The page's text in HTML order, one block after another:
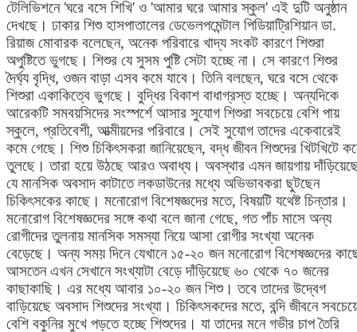
টেলিভিশনে 'ঘরে বসে শিখি' ও 'আমার ঘরে আমার স্কুল' এই দুটি অনুষ্ঠান
দেখছে। ঢাকার শিশু হাসপাতালের ডেভেলপমেন্টাল পিডিয়াট্রিশিয়ান ডা.
রিয়াজ মোবারক বলেছেন, অনেক পরিবারে খাদ্য সংকট কারণে শিশুরা
অপুষ্টিতে ভুগছে। শিশুর যে সুসম পুষ্টি সেটা হচ্ছে না। সে কারণে শিশুর
দৈর্ঘ্য বৃদ্ধি, ওজন বাড়া এসব কমে যাবে। তিনি বলছেন, ঘরে বসে থেকে
শিশুরা একাকিত্বে ভুগছে। বুদ্ধির বিকাশ বাধাগ্রস্ত হচ্ছে। অন্যদিকে
আরেকটি সমবয়সিদের সংস্পর্শে আসার সুযোগ শিশুরা সবচেয়ে বেশি পায়
স্কুলে, প্রতিবেশী, আত্মীয়দের পরিবারে। সেই সুযোগ তাদের একেবারেই
কমে গেছে। শিশু চিকিৎসকরা জানিয়েছেন, বদ্ধ জীবন শিশুদের খিটখিটে
তুলছে। তারা হয়ে উঠছে আরও অবাধ্য। অবস্থার এমন জায়গায়
যে মানসিক অবসাদ কাটাতে লকডাউনের মধ্যে অভিভাবকরা ছুটছেন
চিকিৎসকের কাছে। মনোরোগ বিশেষজ্ঞদের মতে, বিষয়টি যথেষ্ট চিন্তার।
মনোরোগ বিশেষজ্ঞদের সঙ্গে কথা বলে জানা গেছে, গত পাঁচ মাসে অন্য
রোগীদের তুলনায় মানসিক সমস্যা নিয়ে আসা রোগীর সংখ্যা অনেক
বেড়েছে। অন্য সময় দিনে যেখানে ১৫-২০ জন মনোরোগ বিশেষজ্ঞদের
আসতেন এখন সেখানে সংখ্যাটা বেড়ে দাঁড়িয়েছে ৬০ থেকে ৭০ জনের
কাছাকাছি। এর মধ্যে আবার ১০-২০ জন শিশু। তবে তাদের উদ্বেগ
বাড়িয়েছে অবসাদ শিশুদের সংখ্যা। চিকিৎসকদের মতে, বন্দি জীবনে
বেশি বকুনির মুখে পড়তে হচ্ছে শিশুদের। যা তাদের মনে গভীর চাপ তৈরি